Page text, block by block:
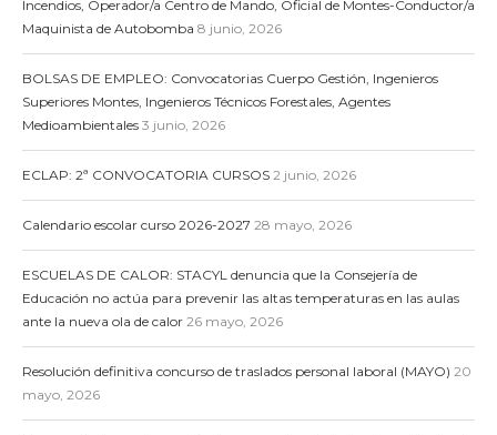
Incendios, Operador/a Centro de Mando, Oficial de Montes-Conductor/a
Maquinista de Autobomba 8 junio, 2026
BOLSAS DE EMPLEO: Convocatorias Cuerpo Gestión, Ingenieros
Superiores Montes, Ingenieros Técnicos Forestales, Agentes
Medioambientales 3 junio, 2026
ECLAP: 2ª CONVOCATORIA CURSOS 2 junio, 2026
Calendario escolar curso 2026-2027 28 mayo, 2026
ESCUELAS DE CALOR: STACYL denuncia que la Consejería de
Educación no actúa para prevenir las altas temperaturas en las aulas
ante la nueva ola de calor 26 mayo, 2026
Resolución definitiva concurso de traslados personal laboral (MAYO) 20
mayo, 2026